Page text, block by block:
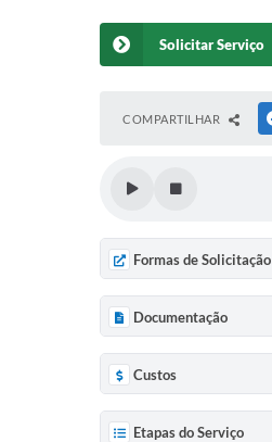
Solicitar Serviço
COMPARTILHAR
Formas de Solicitação
Documentação
Custos
Etapas do Serviço